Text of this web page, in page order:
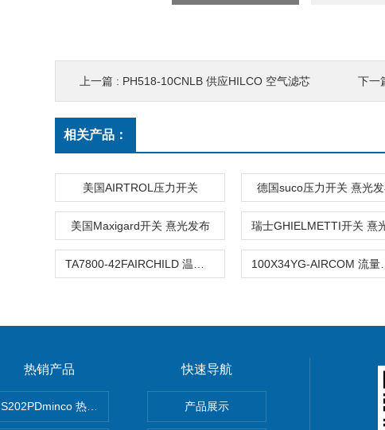
上一篇 : PH518-10CNLB 供应HILCO 空气滤芯 下一
相关产品：
美国AIRTROL压力开关 德国suco压力开关 熹光
美国Maxigard开关 熹光发布
热销产品
S202PDminco 热电阻
快速导航
产品展示